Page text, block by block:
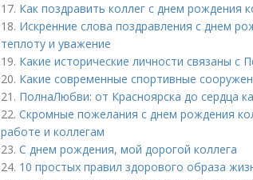
17. Как поздравить коллег с днем рождения
18. Искренние слова поздравления с днем
теплоту и уважение
19. Какие исторические личности связаны с
20. Какие современные спортивные
21. ПолнаЛюбви: от Красноярска до сердца
22. Скромные пожелания с днем рождения
работе и коллегам
23. С днем рождения, мой дорогой коллега
24. 10 простых правил здорового образа